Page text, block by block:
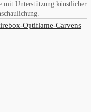
mit Unterstützung künstlicher